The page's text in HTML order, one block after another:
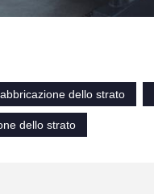
dello strato
dello strato